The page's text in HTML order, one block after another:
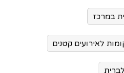
במרכז
לאירועים קטנים